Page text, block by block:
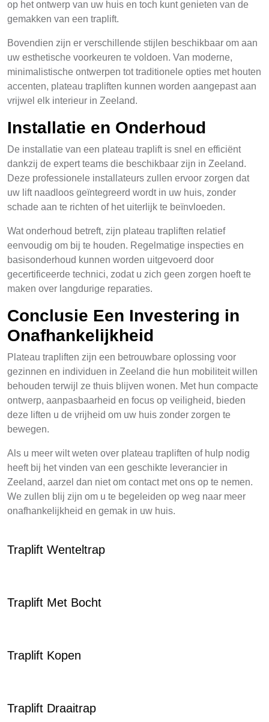
op het ontwerp van uw huis en toch kunt genieten van de
gemakken van een traplift.
Bovendien zijn er verschillende stijlen beschikbaar om aan
uw esthetische voorkeuren te voldoen. Van moderne,
minimalistische ontwerpen tot traditionele opties met houten
accenten, plateau trapliften kunnen worden aangepast aan
vrijwel elk interieur in Zeeland.
Installatie en Onderhoud
De installatie van een plateau traplift is snel en efficiënt
dankzij de expert teams die beschikbaar zijn in Zeeland.
Deze professionele installateurs zullen ervoor zorgen dat
uw lift naadloos geïntegreerd wordt in uw huis, zonder
schade aan te richten of het uiterlijk te beïnvloeden.
Wat onderhoud betreft, zijn plateau trapliften relatief
eenvoudig om bij te houden. Regelmatige inspecties en
basisonderhoud kunnen worden uitgevoerd door
gecertificeerde technici, zodat u zich geen zorgen hoeft te
maken over langdurige reparaties.
Conclusie Een Investering in
Onafhankelijkheid
Plateau trapliften zijn een betrouwbare oplossing voor
gezinnen en individuen in Zeeland die hun mobiliteit willen
behouden terwijl ze thuis blijven wonen. Met hun compacte
ontwerp, aanpasbaarheid en focus op veiligheid, bieden
deze liften u de vrijheid om uw huis zonder zorgen te
bewegen.
Als u meer wilt weten over plateau trapliften of hulp nodig
heeft bij het vinden van een geschikte leverancier in
Zeeland, aarzel dan niet om contact met ons op te nemen.
We zullen blij zijn om u te begeleiden op weg naar meer
onafhankelijkheid en gemak in uw huis.
Traplift Wenteltrap
Traplift Met Bocht
Traplift Kopen
Traplift Draaitrap